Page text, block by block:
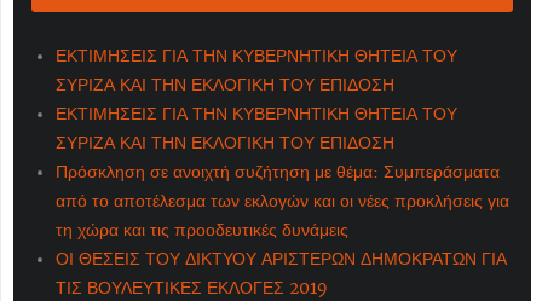
ΕΚΤΙΜΗΣΕΙΣ ΓΙΑ ΤΗΝ ΚΥΒΕΡΝΗΤΙΚΗ ΘΗΤΕΙΑ ΤΟΥ
ΣΥΡΙΖΑ ΚΑΙ ΤΗΝ ΕΚΛΟΓΙΚΗ ΤΟΥ ΕΠΙΔΟΣΗ
ΕΚΤΙΜΗΣΕΙΣ ΓΙΑ ΤΗΝ ΚΥΒΕΡΝΗΤΙΚΗ ΘΗΤΕΙΑ ΤΟΥ
ΣΥΡΙΖΑ ΚΑΙ ΤΗΝ ΕΚΛΟΓΙΚΗ ΤΟΥ ΕΠΙΔΟΣΗ
Πρόσκληση σε ανοιχτή συζήτηση με θέμα: Συμπεράσματα
από το αποτέλεσμα των εκλογών και οι νέες προκλήσεις για
τη χώρα και τις προοδευτικές δυνάμεις
ΟΙ ΘΕΣΕΙΣ ΤΟΥ ΔΙΚΤΥΟΥ ΑΡΙΣΤΕΡΩΝ ΔΗΜΟΚΡΑΤΩΝ ΓΙΑ
ΤΙΣ ΒΟΥΛΕΥΤΙΚΕΣ ΕΚΛΟΓΕΣ 2019